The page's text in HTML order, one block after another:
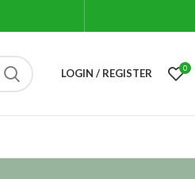
LOGIN / REGISTER 0